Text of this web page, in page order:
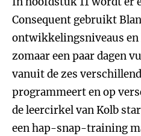
Consequent gebruikt
ontwikkelingsniveaus en
zomaar een paar dagen
vanuit de zes
programmeert en op
de leercirkel van Kolb
een hap-snap-training